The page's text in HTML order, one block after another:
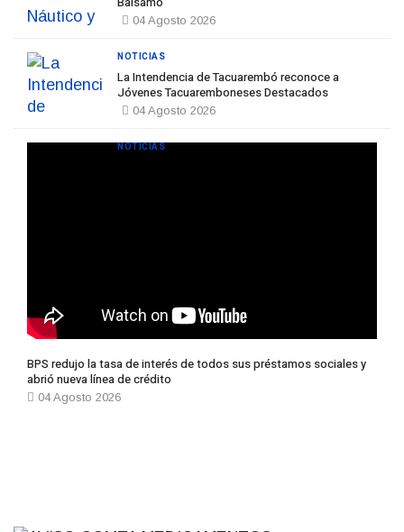
04 Agosto 2026
La Intendencia de Tacuarembó reconoce a
Jóvenes Tacuaremboneses Destacados
04 Agosto 2026
NOTICIAS
BPS redujo la tasa de interés de todos sus préstamos sociales y
abrió nueva línea de crédito
04 Agosto 2026
NOTICIAS